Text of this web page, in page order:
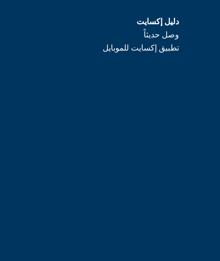
دليل إكسايت
وصل حديثاً
تطبيق إكسايت للموبايل